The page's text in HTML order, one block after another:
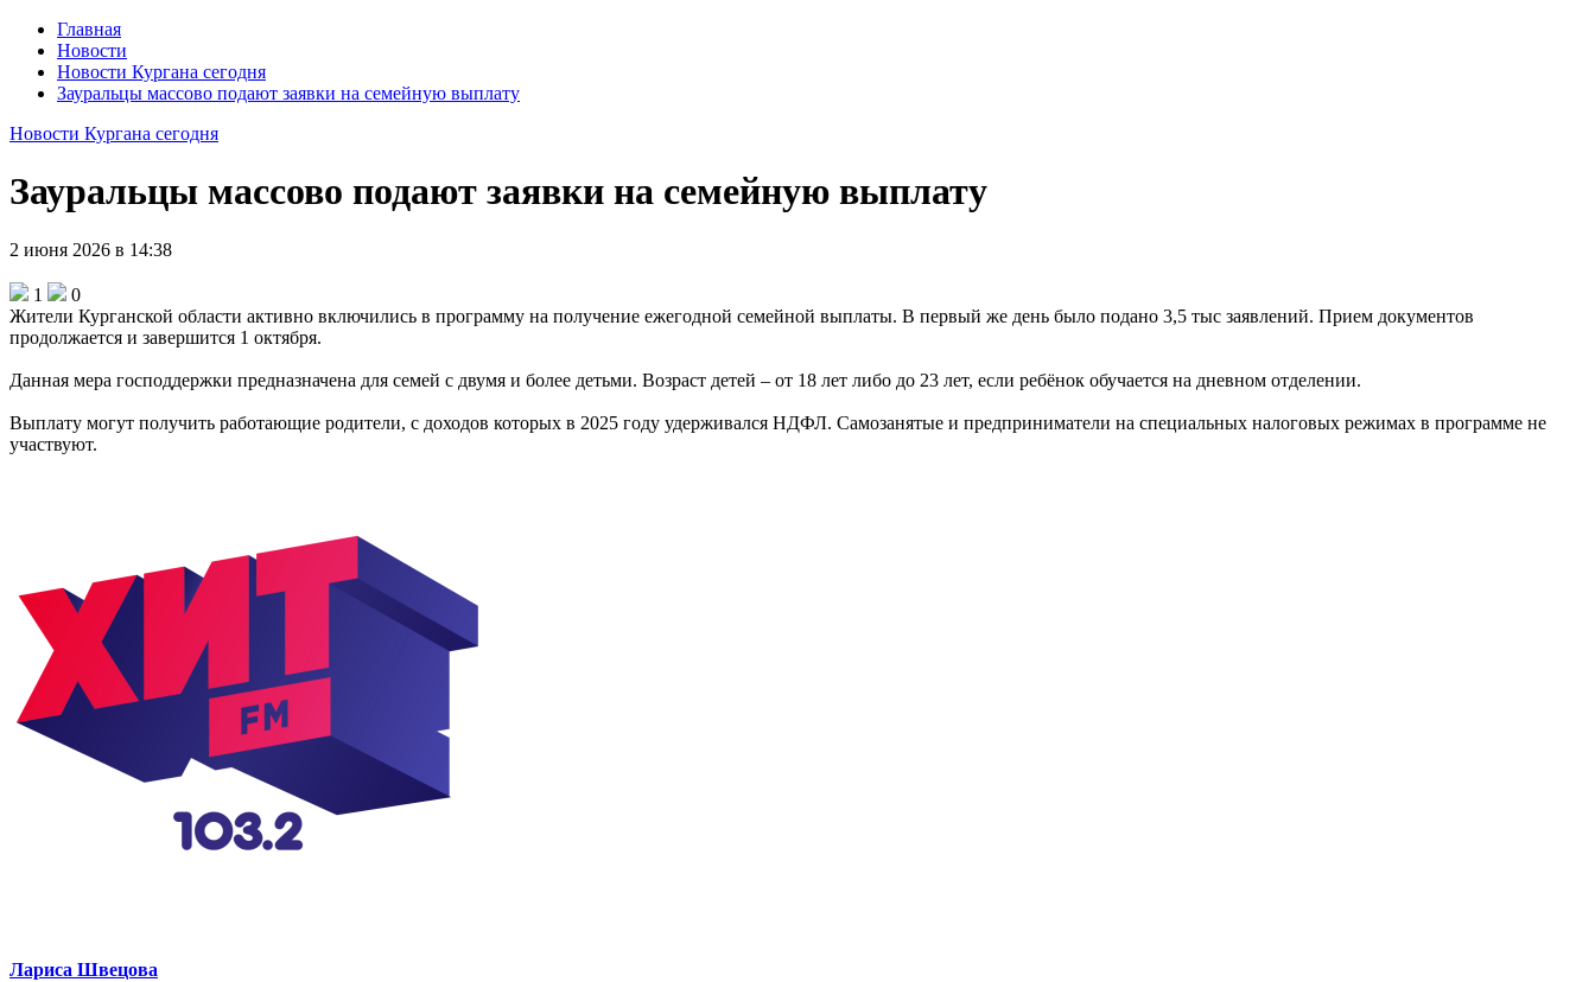
Главная
Новости
Новости Кургана сегодня
Зауральцы массово подают заявки на семейную выплату
Новости Кургана сегодня
Зауральцы массово подают заявки на семейную выплату
2 июня 2026 в 14:38
1
0
Жители Курганской области активно включились в программу на получение ежегодной семейной выплаты. В первый же день было подано 3,5 тыс заявлений. Прием документов
продолжается и завершится 1 октября.
Данная мера господдержки предназначена для семей с двумя и более детьми. Возраст детей – от 18 лет либо до 23 лет, если ребёнок обучается на дневном отделении.
Выплату могут получить работающие родители, с доходов которых в 2025 году удерживался НДФЛ. Самозанятые и предприниматели на специальных налоговых режимах в программе не
участвуют.
Лариса Швецова